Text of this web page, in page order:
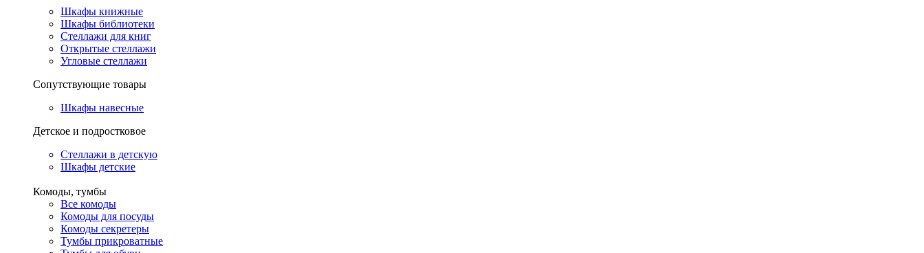
Шкафы книжные
Шкафы библиотеки
Стеллажи для книг
Открытые стеллажи
Угловые стеллажи
Сопутствующие товары
Шкафы навесные
Детское и подростковое
Стеллажи в детскую
Шкафы детские
Комоды, тумбы
Все комоды
Комоды для посуды
Комоды секретеры
Тумбы прикроватные